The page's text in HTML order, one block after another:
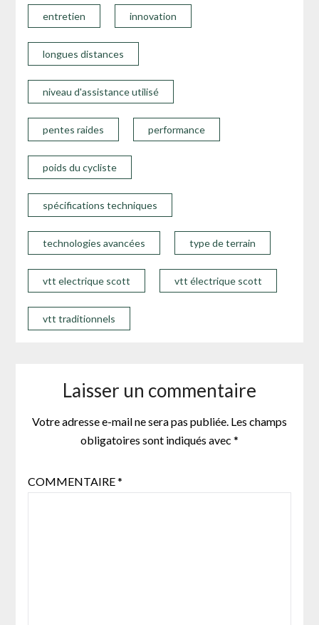
entretien innovation
longues distances
niveau d'assistance utilisé
pentes raides performance
poids du cycliste
spécifications techniques
technologies avancées type de terrain
vtt electrique scott vtt électrique scott
vtt traditionnels
Laisser un commentaire
Votre adresse e-mail ne sera pas publiée. Les champs
obligatoires sont indiqués avec *
COMMENTAIRE*